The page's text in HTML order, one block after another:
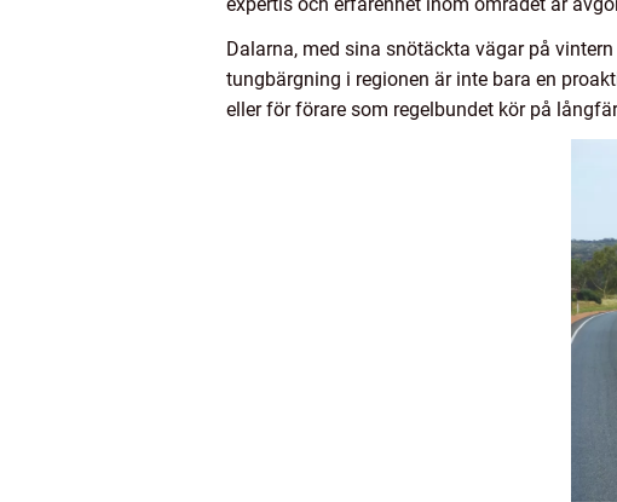
Dalarna, med sina snötäckta vägar på
tungbärgning i regionen är inte bara en
eller för förare som regelbundet kör på